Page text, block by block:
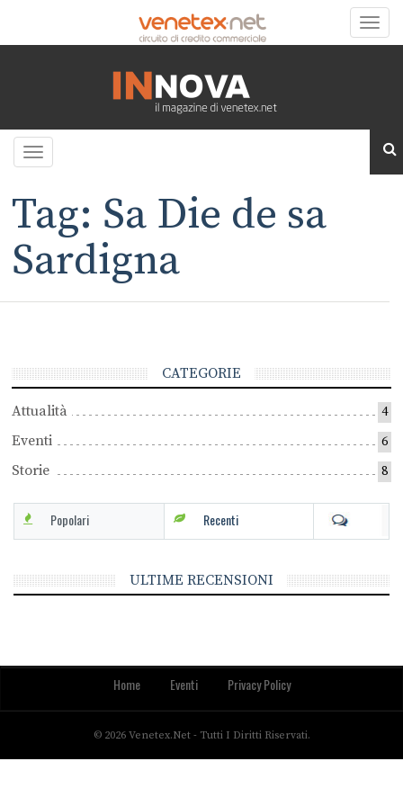
Toggle
Toggle
Tag: Sa Die de sa
Sardigna
CATEGORIE
Attualità 4
Eventi 6
Storie 8
Popolari Recenti
ULTIME RECENSIONI
Home Eventi Privacy Policy
© 2026 Venetex.net - Tutti I Diritti Riservati.